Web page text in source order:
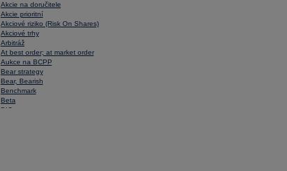
Akcie na doručitele
Akcie prioritní
Akciové riziko (Risk On Shares)
Akciové trhy
Arbitráž
At best order; at market order
Aukce na BCPP
Bear strategy
Bear, Bearish
Benchmark
Beta
BIC